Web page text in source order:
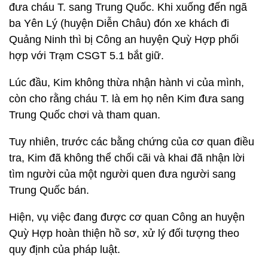
đưa cháu T. sang Trung Quốc. Khi xuống đến ngã
ba Yên Lý (huyện Diễn Châu) đón xe khách đi
Quảng Ninh thì bị Công an huyện Quỳ Hợp phối
hợp với Trạm CSGT 5.1 bắt giữ.
Lúc đầu, Kim không thừa nhận hành vi của mình,
còn cho rằng cháu T. là em họ nên Kim đưa sang
Trung Quốc chơi và tham quan.
Tuy nhiên, trước các bằng chứng của cơ quan điều
tra, Kim đã không thể chối cãi và khai đã nhận lời
tìm người của một người quen đưa người sang
Trung Quốc bán.
Hiện, vụ việc đang được cơ quan Công an huyện
Quỳ Hợp hoàn thiện hồ sơ, xử lý đối tượng theo
quy định của pháp luật.